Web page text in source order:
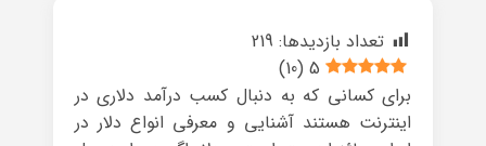
تعداد بازدیدها: 219
5
(
10
)
برای کسانی که به دنبال کسب درآمد دلاری در
اینترنت هستند آشنایی و معرفی انواع دلار در